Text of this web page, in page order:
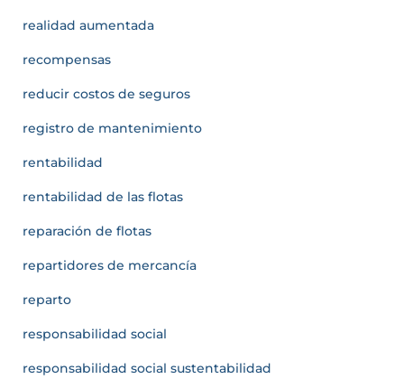
realidad aumentada
recompensas
reducir costos de seguros
registro de mantenimiento
rentabilidad
rentabilidad de las flotas
reparación de flotas
repartidores de mercancía
reparto
responsabilidad social
responsabilidad social sustentabilidad